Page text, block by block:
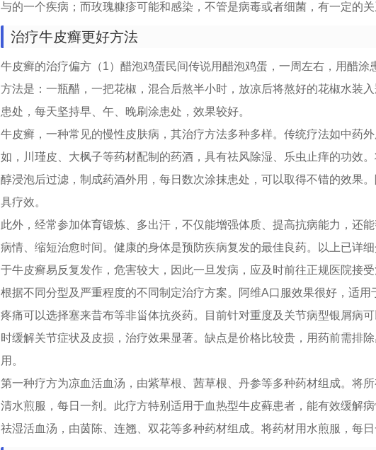
与的一个疾病；而玫瑰糠疹可能和感染，不管是病毒或者细菌，有一定的关
治疗牛皮癣更好方法
牛皮癣的治疗偏方（1）醋泡鸡蛋民间传说用醋泡鸡蛋，一周左右，用醋涂
方法是：一瓶醋，一把花椒，混合后熬半小时，放凉后将熬好的花椒水装
患处，每天坚持早、午、晚刷涂患处，效果较好。
牛皮癣，一种常见的慢性皮肤病，其治疗方法多种多样。传统疗法如中药
如，川瑾皮、大枫子等药材配制的药酒，具有祛风除湿、乐虫止痒的功效
醇浸泡后过滤，制成药酒外用，每日数次涂抹患处，可以取得不错的效果
具疗效。
此外，经常参加体育锻炼、多出汗，不仅能增强体质、提高抗病能力，还
病情、缩短治愈时间。健康的身体是预防疾病复发的最佳良药。以上已详
于牛皮癣易反复发作，危害较大，因此一旦发病，应及时前往正规医院接受
根据不同分型及严重程度的不同制定治疗方案。阿维A口服效果很好，适
疼痛可以选择塞来昔布等非甾体抗炎药。目前针对重度及关节病型银屑病
时缓解关节症状及皮损，治疗效果显著。缺点是价格比较贵，用药前需排
用。
第一种疗方为凉血活血汤，由紫草根、茜草根、丹参等多种药材组成。将
清水煎服，每日一剂。此疗方特别适用于血热型牛皮藓患者，能有效缓解
祛湿活血汤，由茵陈、连翘、双花等多种药材组成。将药材用水煎服，每日